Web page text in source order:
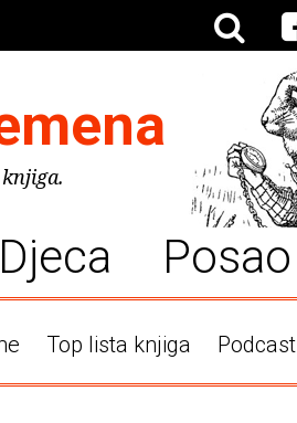
Djeca Posao
Top lista knjiga Podcast